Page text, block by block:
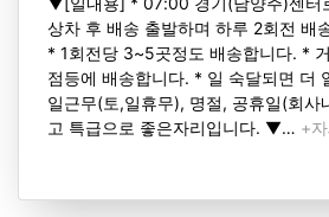
상차 후 배송 출발하며 하루 2회전 배
* 1회전당 3~5곳정도 배송합니다. *
점등에 배송합니다. * 일 숙달되면 더
일근무(토,일휴무), 명절, 공휴일(회사
고 특급으로 좋은자리입니다. ▼… +